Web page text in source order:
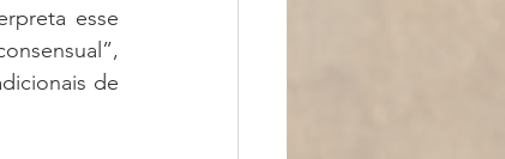
esse
de